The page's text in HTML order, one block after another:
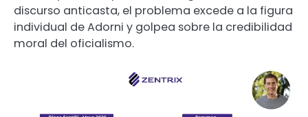
discurso anticasta, el problema excede a la figura
individual de Adorni y golpea sobre la credibilidad
moral del oficialismo.